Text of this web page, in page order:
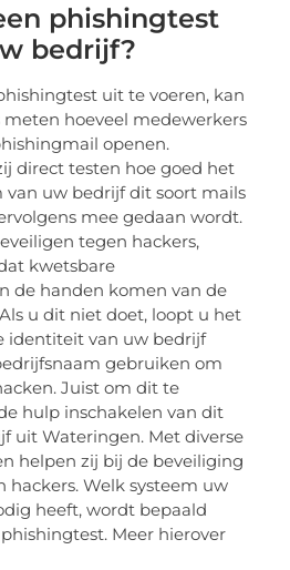
phishingtest
bedrijf?
uit te voeren, kan
meten hoeveel medewerkers
openen.
direct testen hoe goed het
van uw bedrijf dit soort mails
mee gedaan wordt.
tegen hackers,
kwetsbare
de handen komen van de
u dit niet doet, loopt u het
identiteit van uw bedrijf
gebruiken om
Juist om dit te
hulp inschakelen van dit
uit Wateringen. Met diverse
helpen zij bij de beveiliging
hackers. Welk systeem uw
heeft, wordt bepaald
Meer hierover